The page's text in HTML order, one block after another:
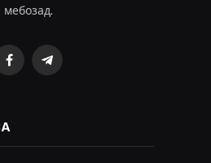
мебозад.
FacebookTelegram